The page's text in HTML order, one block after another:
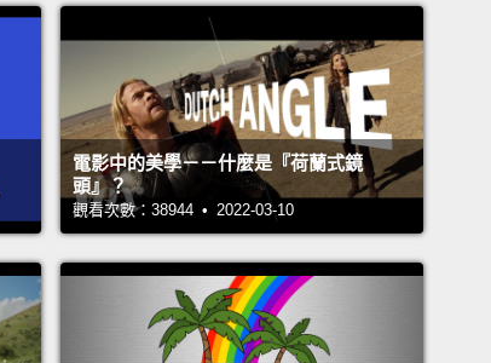
電影中的美學－－什麼是『荷蘭式鏡
頭』？
觀看次數：38944 • 2022-03-10